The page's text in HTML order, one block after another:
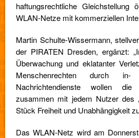
haftungsrechtliche Gleichstellung
WLAN-Netze mit kommerziellen
Martin Schulte-Wissermann,
der PIRATEN Dresden, ergänzt:
Überwachung und eklatanter
Menschenrechten durch in-
Nachrichtendienste wollen
zusammen mit jedem Nutzer des
Stück Freiheit und Unabhängigkeit
Das WLAN-Netz wird am